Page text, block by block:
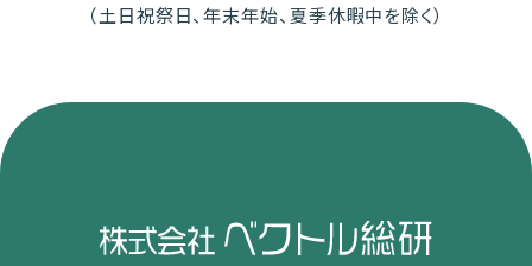
（土日祝祭日、年末年始、夏季休暇中を除く）